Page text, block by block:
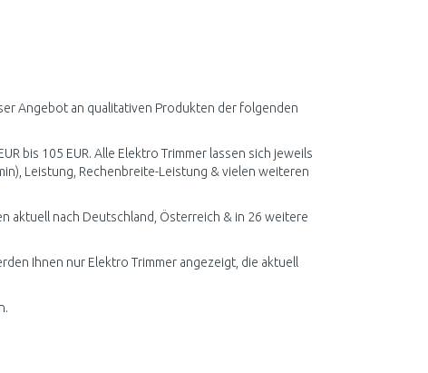
Angebot an qualitativen Produkten der folgenden
bis 105 EUR. Alle Elektro Trimmer lassen sich jeweils
Leistung, Rechenbreite-Leistung & vielen weiteren
aktuell nach Deutschland, Österreich & in 26 weitere
Ihnen nur Elektro Trimmer angezeigt, die aktuell